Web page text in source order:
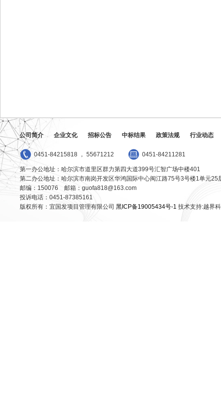
公司简介 企业文化 招标公告 中标结果 政策法规 行业动态
0451-84215818 ， 55671212 0451-84211281
第一办公地址：哈尔滨市道里区群力第四大道399号汇智广场中楼401
第二办公地址：哈尔滨市南岗开发区华鸿国际中心闽江路75号3号楼1单元25
邮编：150076 邮箱：guofa818@163.com
投诉电话：0451-87385161
版权所有：宜国发项目管理有限公司 黑ICP备19005434号-1 技术支持:越界